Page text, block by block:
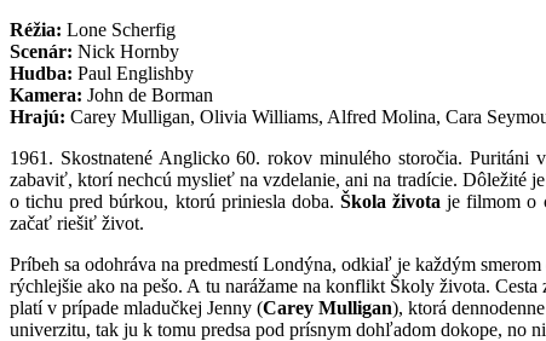
Réžia: Lone Scherfig
Scenár: Nick Hornby
Hudba: Paul Englishby
Kamera: John de Borman
Hrajú: Carey Mulligan, Olivia Williams, Alfred Molina, Cara
1961. Skostnatené Anglicko 60. rokov minulého storočia.
zabaviť, ktorí nechcú myslieť na vzdelanie, ani na tradície. Dôležité
o tichu pred búrkou, ktorú priniesla doba. Škola života je filmom o
začať riešiť život.
Príbeh sa odohráva na predmestí Londýna, odkiaľ je každým
rýchlejšie ako na pešo. A tu narážame na konflikt Školy života.
platí v prípade mladučkej Jenny (Carey Mulligan), ktorá
univerzitu, tak ju k tomu predsa pod prísnym dohľadom dokope, no